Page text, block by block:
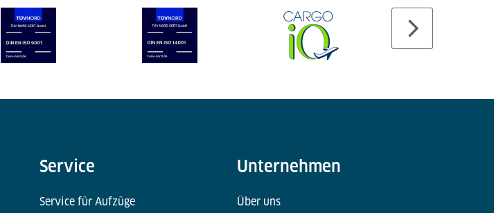
Service
Service für Aufzüge
Unternehmen
Über uns